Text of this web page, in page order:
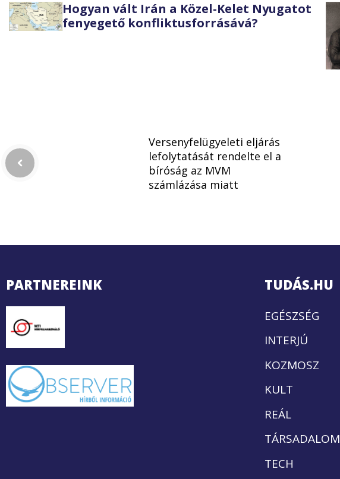
Hogyan vált Irán a Közel-Kelet Nyugatot
fenyegető konfliktusforrásává?
Versenyfelügyeleti eljárás
lefolytatását rendelte el a
bíróság az MVM
számlázása miatt
PARTNEREINK TUDÁS.HU
EGÉSZSÉG
INTERJÚ
KOZMOSZ
KULT
REÁL
TÁRSADALOM
TECH